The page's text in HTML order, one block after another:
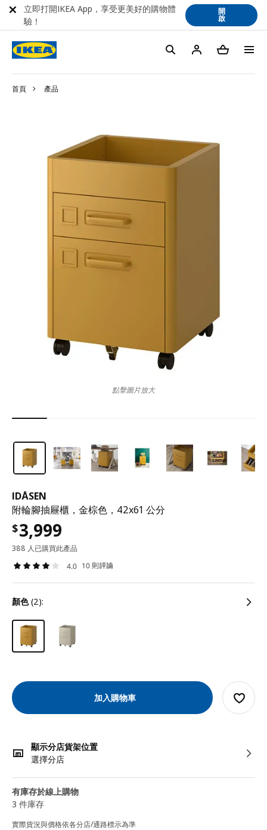
首頁 產品
IDÅSEN
附輪腳抽屜櫃，金棕色，42x61 公分
$3,999
388 人已購買此產品
4.0 10 則評論
顏色(2):
加入購物車
顯示分店貨架位置
選擇分店
有庫存於線上購物
3 件庫存
實際貨況與價格依各分店/通路標示為準
點擊圖片放大
立即打開IKEA App，享受更美好的購物體
驗！
開
啟